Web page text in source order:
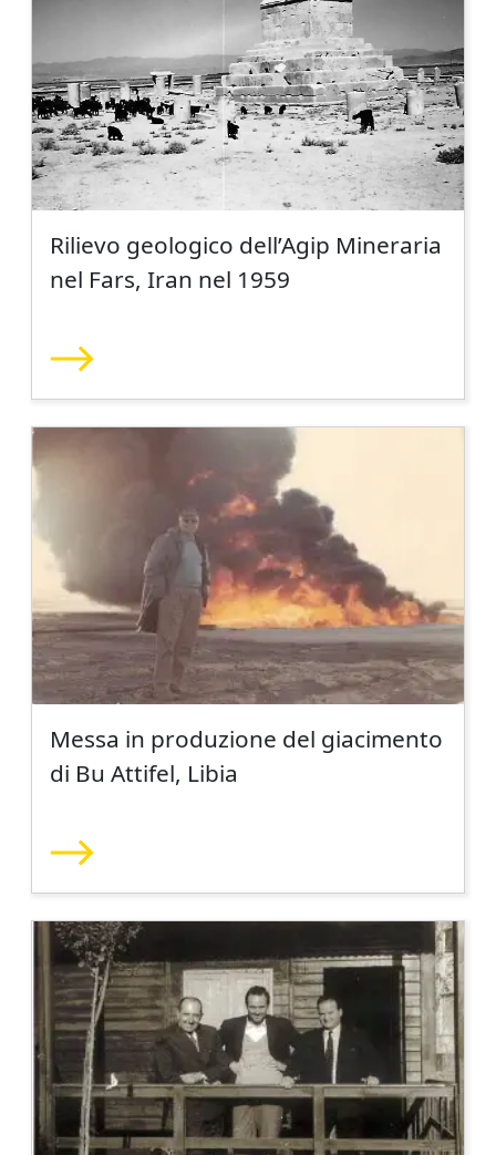
Rilievo geologico dell’Agip Mineraria
nel Fars, Iran nel 1959
Messa in produzione del giacimento
di Bu Attifel, Libia